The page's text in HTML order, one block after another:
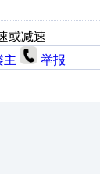
或减速
主 举报